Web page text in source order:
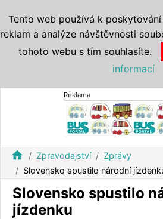
Reklama
home Zpravodajství
Zprávy
Slovensko spustilo národní
Slovensko spustilo
jízdenku
Tento web používá k
reklam a analýze návštěvnosti
tohoto webu s tím souhlasíte.
informací